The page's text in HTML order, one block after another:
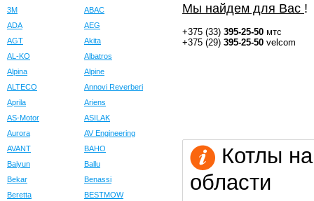
3M
ABAC
ADA
AEG
AGT
Akita
AL-KO
Albatros
Alpina
Alpine
ALTECO
Annovi Reverberi
Aprila
Ariens
AS-Motor
ASILAK
Aurora
AV Engineering
AVANT
BAHO
Baiyun
Ballu
Bekar
Benassi
Beretta
BESTMOW
Мы найдем для Вас !
+375 (33) 395-25-50 мтс
+375 (29) 395-25-50 velcom
Котлы
области